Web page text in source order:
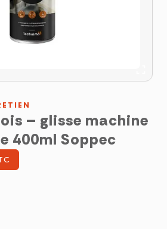
– glisse machine
400ml Soppec